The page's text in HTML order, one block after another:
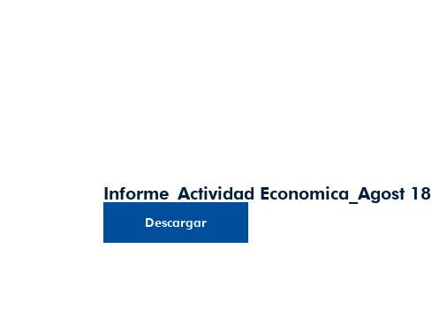
Informe_Actividad Economica_Agost 18
Descargar